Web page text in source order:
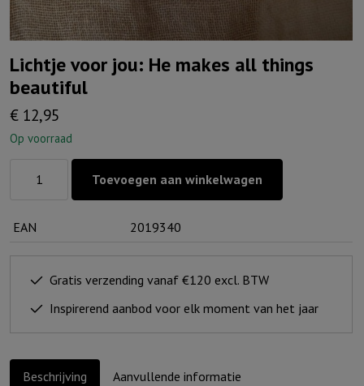
Lichtje voor jou: He makes all things
beautiful
€ 12,95
Op voorraad
He
makes
Toevoegen aan winkelwagen
EAN 2019340
Gratis verzending vanaf €120 excl. BTW
Inspirerend aanbod voor elk moment van het jaar
Beschrijving Aanvullende informatie